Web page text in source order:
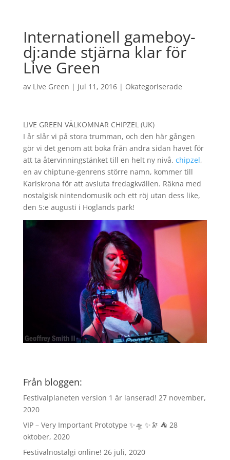
Internationell gameboy-
dj:ande stjärna klar för
Live Green
av Live Green | jul 11, 2016| Okategoriserade
LIVE GREEN VÄLKOMNAR CHIPZEL (UK)
I år slår vi på stora trumman, och den här gången
gör vi det genom att boka från andra sidan havet för
att ta återvinningstänket till en helt ny nivå. chipzel,
en av chiptune-genrens större namn, kommer till
Karlskrona för att avsluta fredagkvällen. Räkna med
nostalgisk nintendomusik och ett röj utan dess like,
den 5:e augusti i Hoglands park!
Från bloggen:
Festivalplaneten version 1 är lanserad! 27 november,
2020
VIP – Very Important Prototype ✨🛸 ✨🔭 ⛺️ 28
oktober, 2020
Festivalnostalgi online! 26 juli, 2020